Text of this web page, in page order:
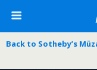
Back to Sotheby’s